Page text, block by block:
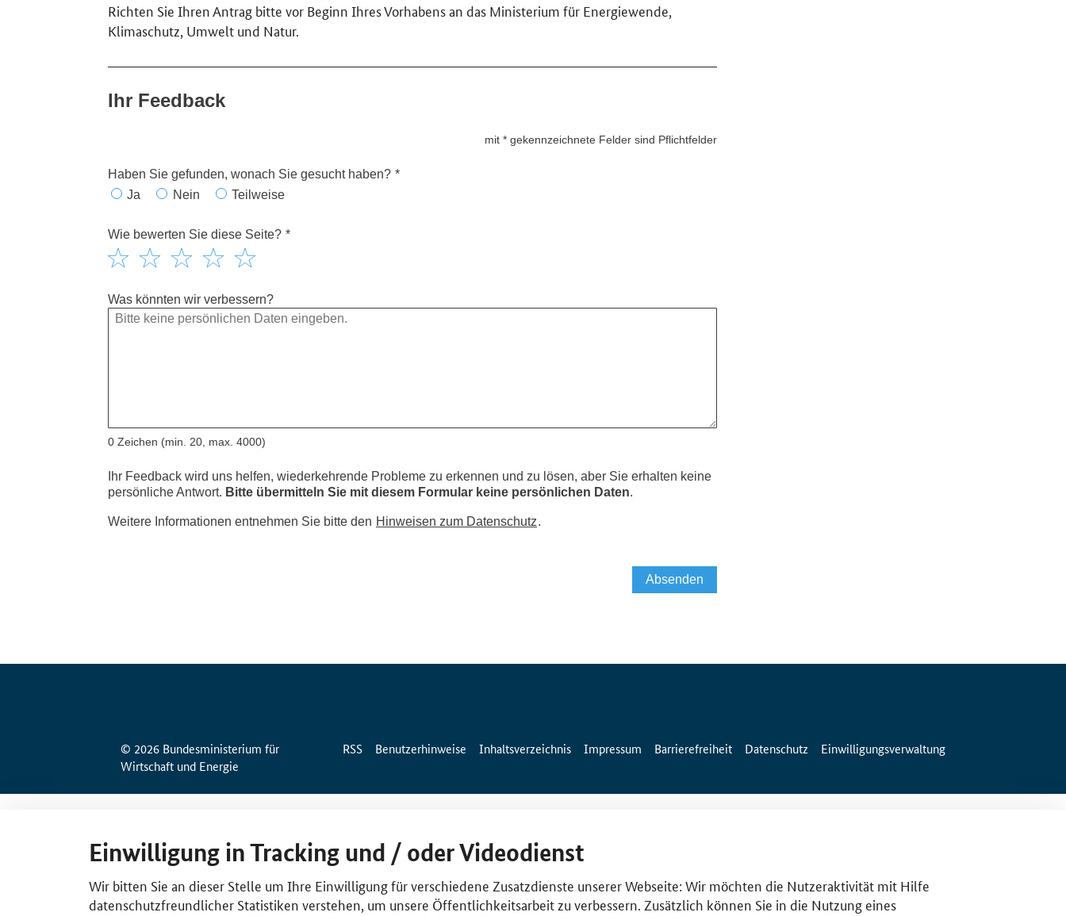
Richten Sie Ihren Antrag bitte vor Beginn Ihres Vorhabens an das Ministerium für Energiewende,
Klimaschutz, Umwelt und Natur.
© 2026 Bundesministerium für
Wirtschaft und Energie
RSS Benutzerhinweise Inhaltsverzeichnis Impressum Barrierefreiheit Datenschutz Einwilligungsverwaltung
Einwilligung in Tracking und / oder Videodienst
Wir bitten Sie an dieser Stelle um Ihre Einwilligung für verschiedene Zusatzdienste unserer Webseite: Wir möchten die Nutzeraktivität mit Hilfe
datenschutzfreundlicher Statistiken verstehen, um unsere Öffentlichkeitsarbeit zu verbessern. Zusätzlich können Sie in die Nutzung eines